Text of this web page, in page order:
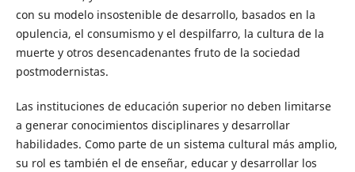
con su modelo insostenible de desarrollo, basados en la
opulencia, el consumismo y el despilfarro, la cultura de la
muerte y otros desencadenantes fruto de la sociedad
postmodernistas.
Las instituciones de educación superior no deben limitarse
a generar conocimientos disciplinares y desarrollar
habilidades. Como parte de un sistema cultural más amplio,
su rol es también el de enseñar, educar y desarrollar los